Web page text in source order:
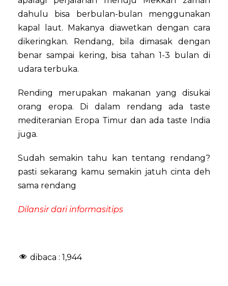
dahulu bisa berbulan-bulan menggunakan
kapal laut. Makanya diawetkan dengan cara
dikeringkan. Rendang, bila dimasak dengan
benar sampai kering, bisa tahan 1-3 bulan di
udara terbuka.
Rending merupakan makanan yang disukai
orang eropa. Di dalam rendang ada taste
mediteranian Eropa Timur dan ada taste India
juga.
Sudah semakin tahu kan tentang rendang?
pasti sekarang kamu semakin jatuh cinta deh
sama rendang
Dilansir dari informasitips
dibaca : 1,944